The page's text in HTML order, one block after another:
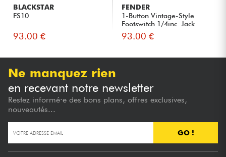
BLACKSTAR
FS10
93.00 €
FENDER
1-Button Vintage-Style
Footswitch 1/4inc. Jack
93.00 €
Ne manquez rien
en recevant notre newsletter
Restez informé·e des bons plans, offres exclusives,
nouveautés...
GO !